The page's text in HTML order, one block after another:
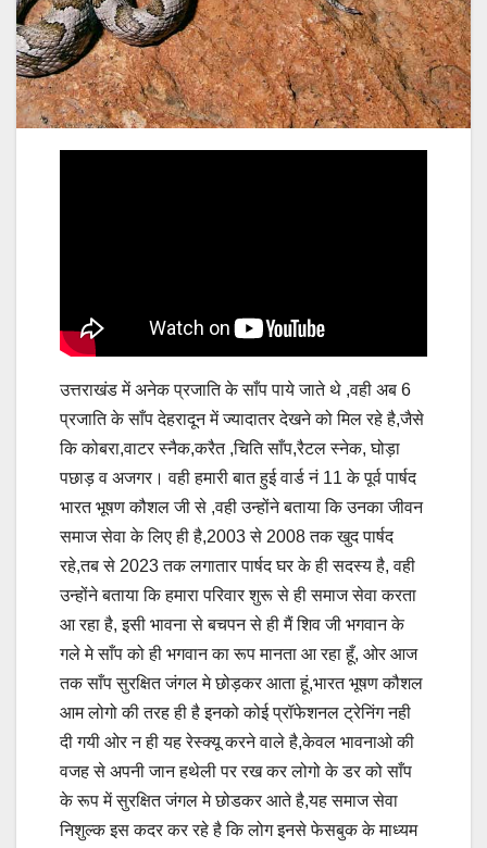
उत्तराखंड में अनेक प्रजाति के साँप पाये जाते थे ,वही अब 6
प्रजाति के साँप देहरादून में ज्यादातर देखने को मिल रहे है,जैसे
कि कोबरा,वाटर स्नैक,करैत ,चिति साँप,रैटल स्नेक, घोड़ा
पछाड़ व अजगर। वही हमारी बात हुई वार्ड नं 11 के पूर्व पार्षद
भारत भूषण कौशल जी से ,वही उन्होंने बताया कि उनका जीवन
समाज सेवा के लिए ही है,2003 से 2008 तक खुद पार्षद
रहे,तब से 2023 तक लगातार पार्षद घर के ही सदस्य है, वही
उन्होंने बताया कि हमारा परिवार शुरू से ही समाज सेवा करता
आ रहा है, इसी भावना से बचपन से ही मैं शिव जी भगवान के
गले मे साँप को ही भगवान का रूप मानता आ रहा हूँ, ओर आज
तक साँप सुरक्षित जंगल मे छोड़कर आता हूं,भारत भूषण कौशल
आम लोगो की तरह ही है इनको कोई प्रॉफेशनल ट्रेनिंग नही
दी गयी ओर न ही यह रेस्क्यू करने वाले है,केवल भावनाओ की
वजह से अपनी जान हथेली पर रख कर लोगो के डर को साँप
के रूप में सुरक्षित जंगल मे छोडकर आते है,यह समाज सेवा
निशुल्क इस कदर कर रहे है कि लोग इनसे फेसबुक के माध्यम